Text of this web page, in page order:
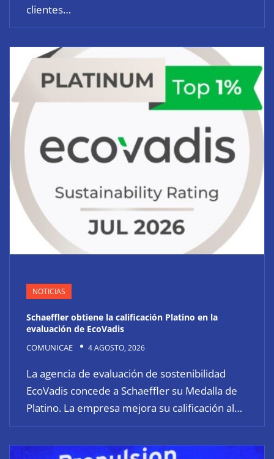
clientes…
NOTICIAS
Schaeffler obtiene la calificación Platino en la
evaluación de EcoVadis
COMUNICAE 4 AGOSTO, 2026
La agencia de evaluación de sostenibilidad
EcoVadis concede a Schaeffler su Medalla de
Platino. La empresa mejora su calificación al…